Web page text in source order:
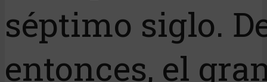
séptimo siglo.
entonces, el